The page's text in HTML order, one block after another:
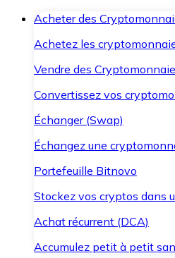
Acheter des
Achetez les
Vendre des
Convertissez vos
Échanger (Swap)
Échangez une
Portefeuille Bitnovo
Stockez vos cryptos dans
Achat récurrent (DCA)
Accumulez petit à petit